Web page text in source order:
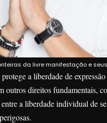
da livre manifestação e
a liberdade de
direitos fundamentais,
a liberdade individual de